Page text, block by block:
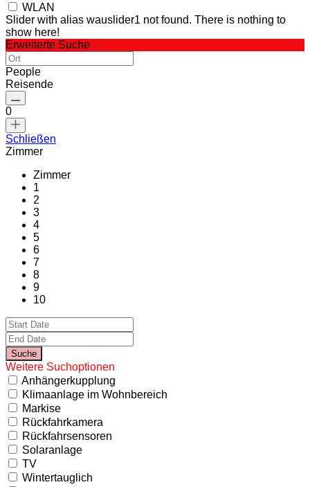
WLAN
Slider with alias wauslider1 not found. There is nothing to
show here!
Erweiterte Suche
People
Reisende
0
Schließen
Zimmer
Zimmer
1
2
3
4
5
6
7
8
9
10
Weitere Suchoptionen
Anhängerkupplung
Klimaanlage im Wohnbereich
Markise
Rückfahrkamera
Rückfahrsensoren
Solaranlage
TV
Wintertauglich